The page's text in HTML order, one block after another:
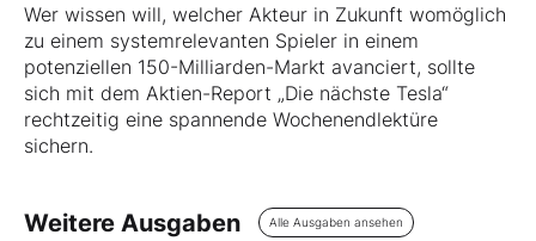
Wer wissen will, welcher Akteur in Zukunft womöglich
zu einem systemrelevanten Spieler in einem
potenziellen 150-Milliarden-Markt avanciert, sollte
sich mit dem Aktien-Report „Die nächste Tesla“
rechtzeitig eine spannende Wochenendlektüre
sichern.
Weitere Ausgaben Alle Ausgaben ansehen